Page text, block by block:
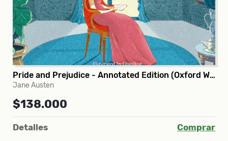
Pride and Prejudice - Annotated Edition (Oxford World’s Classics)
Jane Austen
$138.000
Detalles Comprar